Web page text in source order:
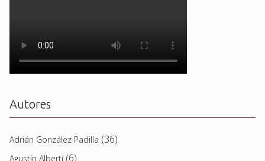
Autores
Adrián González Padilla (36)
Agustín Alberti (6)